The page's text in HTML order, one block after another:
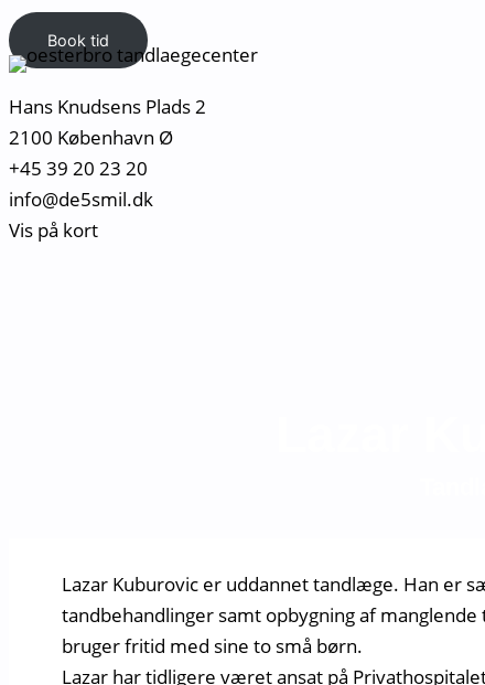
Book tid
Hans Knudsens Plads 2
2100 København Ø
+45 39 20 23 20
info@de5smil.dk
Vis på kort
Lazar Kuburovic er uddannet tandlæge. Han er
tandbehandlinger samt opbygning af
bruger fritid med sine to små børn.
Lazar har tidligere været ansat på